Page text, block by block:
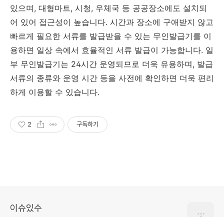
있으며, 대형마트, 시청, 우체국 등 공공장소에도 설치되
어 있어 접근성이 높습니다. 시간과 장소에 구애받지 않고
빠르게 필요한 서류를 발급받을 수 있는 무인발급기를 이
용하면 일상 속에서 효율적인 서류 발급이 가능합니다. 일
부 무인발급기는 24시간 운영되므로 더욱 유용하며, 발급
서류의 종류와 운영 시간 등을 사전에 확인하면 더욱 편리
하게 이용할 수 있습니다.
2 구독하기
이슈있수